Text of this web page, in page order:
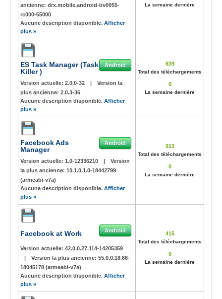
ancienne: drx.mobile.android-bv0055-
rc000-55000
Aucune description disponible. Afficher
plus »
La semaine dernière
ES Task Manager (Task
Killer )
Android
Version actuelle: 2.0.0-32 |
Version la
plus ancienne: 2.0.3-36
Aucune description disponible. Afficher
plus »
639
Total des téléchargements
0
La semaine dernière
Facebook Ads
Manager
Android
Version actuelle: 1.0-12336210 |
Version
la plus ancienne: 10.1.0.1.0-18442799
(armeabi-v7a)
Aucune description disponible. Afficher
plus »
913
Total des téléchargements
0
La semaine dernière
Facebook at Work Android
Version actuelle: 42.0.0.27.114-14205359
|
Version la plus ancienne: 55.0.0.18.66-
18045178 (armeabi-v7a)
Aucune description disponible. Afficher
plus »
415
Total des téléchargements
0
La semaine dernière